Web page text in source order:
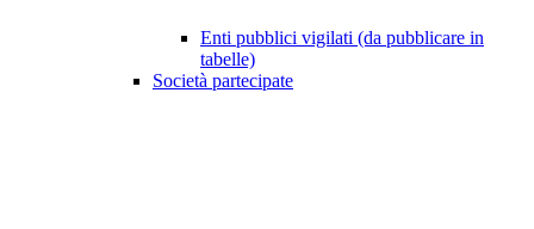
Enti pubblici vigilati (da pubblicare in
tabelle)
Società partecipate